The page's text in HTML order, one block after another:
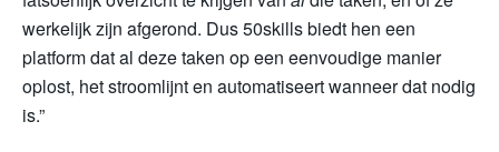
werkelijk zijn afgerond. Dus 50skills biedt hen een
platform dat al deze taken op een eenvoudige manier
oplost, het stroomlijnt en automatiseert wanneer dat nodig
is.”